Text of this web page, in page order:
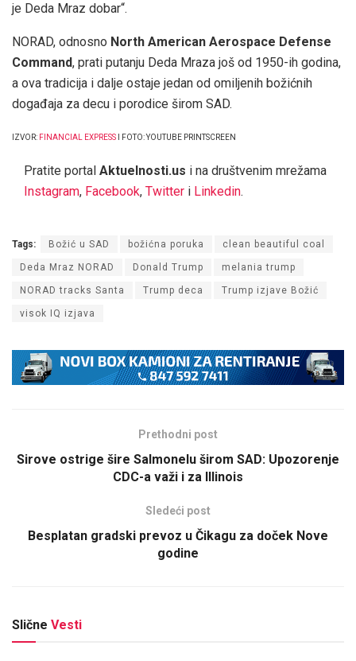
je Deda Mraz dobar“.
NORAD, odnosno North American Aerospace Defense
Command, prati putanju Deda Mraza još od 1950-ih godina,
a ova tradicija i dalje ostaje jedan od omiljenih božićnih
događaja za decu i porodice širom SAD.
IZVOR: FINANCIAL EXPRESS I FOTO: YOUTUBE PRINTSCREEN
Pratite portal Aktuelnosti.us i na društvenim mrežama
Instagram, Facebook, Twitter i Linkedin.
Tags: Božić u SAD božićna poruka clean beautiful coal
Deda Mraz NORAD Donald Trump melania trump
NORAD tracks Santa Trump deca Trump izjave Božić
visok IQ izjava
Prethodni post
Sirove ostrige šire Salmonelu širom SAD: Upozorenje
CDC-a važi i za Illinois
Sledeći post
Besplatan gradski prevoz u Čikagu za doček Nove
godine
Slične Vesti